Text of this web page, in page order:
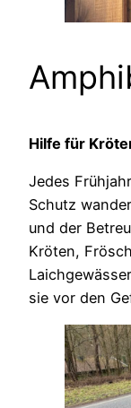
Hilfe für
Jedes
Schutz
und der
Kröten,
sie vor den